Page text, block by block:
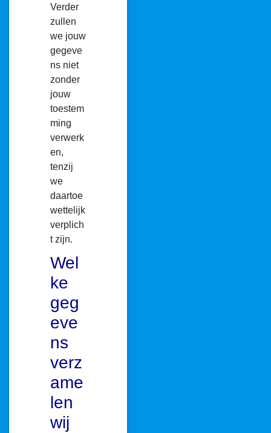
Verder
zullen
we jouw
gegeve
ns niet
zonder
jouw
toestem
ming
verwerk
en,
tenzij
we
daartoe
wettelijk
verplich
t zijn.
Wel
ke
geg
eve
ns
verz
ame
len
wij